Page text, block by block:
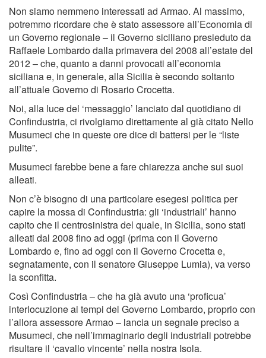
Non siamo nemmeno interessati ad Armao. Al massimo,
potremmo ricordare che è stato assessore all’Economia di
un Governo regionale – il Governo siciliano presieduto da
Raffaele Lombardo dalla primavera del 2008 all’estate del
2012 – che, quanto a danni provocati all’economia
siciliana e, in generale, alla Sicilia è secondo soltanto
all’attuale Governo di Rosario Crocetta.
Noi, alla luce del ‘messaggio’ lanciato dal quotidiano di
Confindustria, ci rivolgiamo direttamente al già citato Nello
Musumeci che in queste ore dice di battersi per le “liste
pulite”.
Musumeci farebbe bene a fare chiarezza anche sui suoi
alleati.
Non c’è bisogno di una particolare esegesi politica per
capire la mossa di Confindustria: gli ‘industriali’ hanno
capito che il centrosinistra del quale, in Sicilia, sono stati
alleati dal 2008 fino ad oggi (prima con il Governo
Lombardo e, fino ad oggi con il Governo Crocetta e,
segnatamente, con il senatore Giuseppe Lumia), va verso
la sconfitta.
Così Confindustria – che ha già avuto una ‘proficua’
interlocuzione ai tempi del Governo Lombardo, proprio con
l’allora assessore Armao – lancia un segnale preciso a
Musumeci, che nell’immaginario degli industriali potrebbe
risultare il ‘cavallo vincente’ nella nostra Isola.